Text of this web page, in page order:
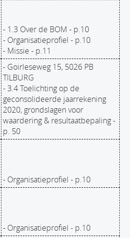
- 1.3 Over de BOM - p.10
- Organisatieprofiel - p.10
- Missie - p.11
- Goirleseweg 15, 5026 PB
TILBURG
- 3.4 Toelichting op de
geconsolideerde jaarrekening
2020, grondslagen voor
waardering & resultaatbepaling -
p. 50
- Organisatieprofiel - p.10
- Organisatieprofiel - p.10